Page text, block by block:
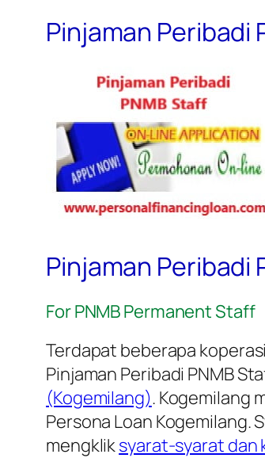
Pinjaman Peribadi
Pinjaman Peribadi
For PNMB Permanent Staff
Terdapat beberapa
Pinjaman Peribadi PNMB
(Kogemilang). Kogemilang
Persona Loan Kogemilang.
mengkliksyarat-syarat dan